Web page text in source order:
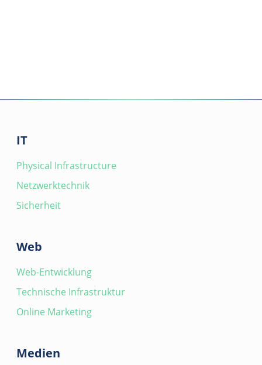
IT
Physical Infrastructure
Netzwerktechnik
Sicherheit
Web
Web-Entwicklung
Technische Infrastruktur
Online Marketing
Medien